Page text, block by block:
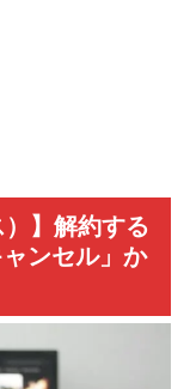
】解約する
ンセル」か